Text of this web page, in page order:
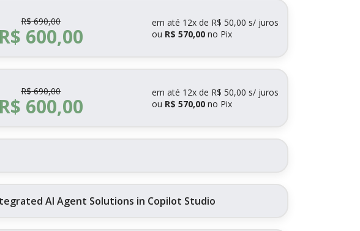
R$ 600,00
R$690,00 em até 12x de R$ 50,00 s/ juros
ou R$ 570,00 no Pix
R$ 600,00
R$690,00 em até 12x de R$ 50,00 s/ juros
ou R$ 570,00 no Pix
AI Agent Solutions in Copilot Studio